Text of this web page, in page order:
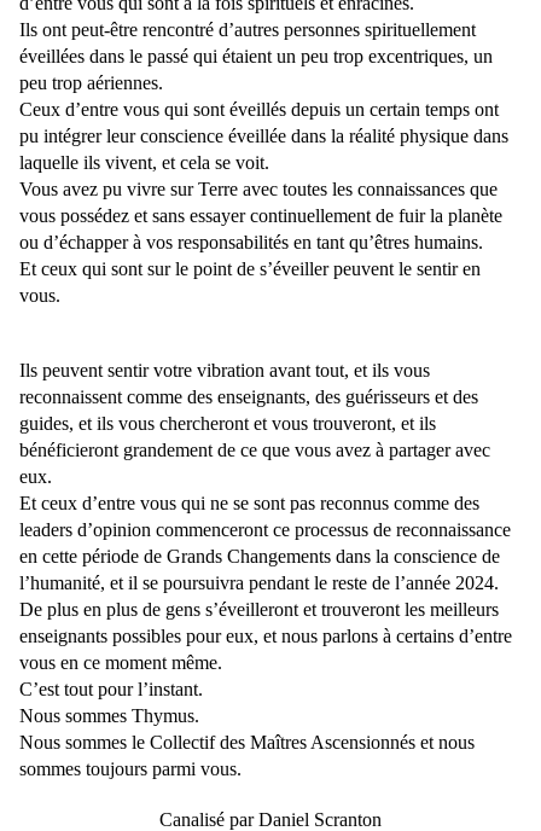
Ils ont peut-être rencontré d’autres personnes spirituellement
éveillées dans le passé qui étaient un peu trop excentriques, un
peu trop aériennes.
Ceux d’entre vous qui sont éveillés depuis un certain temps ont
pu intégrer leur conscience éveillée dans la réalité physique dans
laquelle ils vivent, et cela se voit.
Vous avez pu vivre sur Terre avec toutes les connaissances que
vous possédez et sans essayer continuellement de fuir la planète
ou d’échapper à vos responsabilités en tant qu’êtres humains.
Et ceux qui sont sur le point de s’éveiller peuvent le sentir en
vous.
Ils peuvent sentir votre vibration avant tout, et ils vous
reconnaissent comme des enseignants, des guérisseurs et des
guides, et ils vous chercheront et vous trouveront, et ils
bénéficieront grandement de ce que vous avez à partager avec
eux.
Et ceux d’entre vous qui ne se sont pas reconnus comme des
leaders d’opinion commenceront ce processus de reconnaissance
en cette période de Grands Changements dans la conscience de
l’humanité, et il se poursuivra pendant le reste de l’année 2024.
De plus en plus de gens s’éveilleront et trouveront les meilleurs
enseignants possibles pour eux, et nous parlons à certains d’entre
vous en ce moment même.
C’est tout pour l’instant.
Nous sommes Thymus.
Nous sommes le Collectif des Maîtres Ascensionnés et nous
sommes toujours parmi vous.
Canalisé par Daniel Scranton